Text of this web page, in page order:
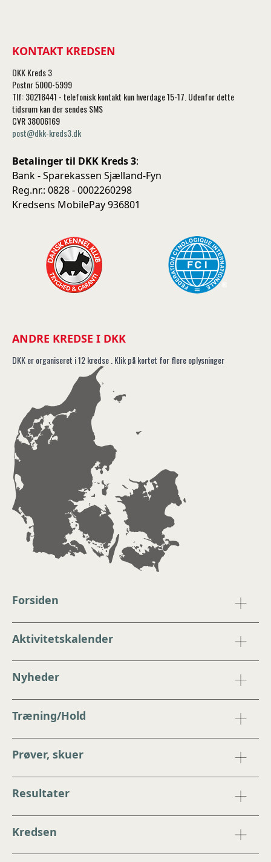
KONTAKT KREDSEN
DKK Kreds 3
Postnr 5000-5999
Tlf: 30218441 - telefonisk kontakt kun hverdage 15-17. Udenfor dette
tidsrum kan der sendes SMS
CVR 38006169
post@dkk-kreds3.dk
Betalinger til DKK Kreds 3:
Bank - Sparekassen Sjælland-Fyn
Reg.nr.: 0828 - 0002260298
Kredsens MobilePay 936801
ANDRE KREDSE I DKK
DKK er organiseret i 12 kredse . Klik på kortet for flere oplysninger
Forsiden
Aktivitetskalender
Nyheder
Træning/Hold
Prøver, skuer
Resultater
Kredsen